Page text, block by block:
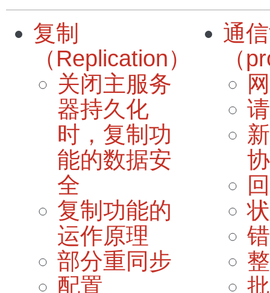
复制
（Replication）
关闭主服务
器持久化
时，复制功
能的数据安
全
复制功能的
运作原理
部分重同步
配置
通
（